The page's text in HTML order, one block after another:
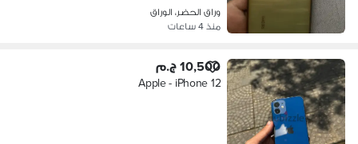
وراق الحضر، الوراق
منذ 4 ساعات
10,500 ج.م
Apple - iPhone 12